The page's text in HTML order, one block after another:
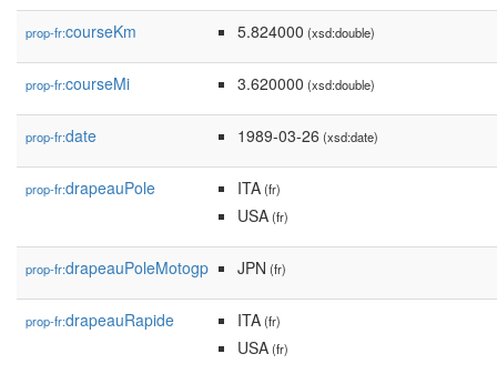
prop-fr:courseKm 5.824000 (xsd:double)
prop-fr:courseMi 3.620000 (xsd:double)
prop-fr:date 1989-03-26 (xsd:date)
prop-fr:drapeauPole ITA(fr)
USA(fr)
prop-fr:drapeauPoleMotogp JPN (fr)
prop-fr:drapeauRapide ITA(fr)
USA(fr)